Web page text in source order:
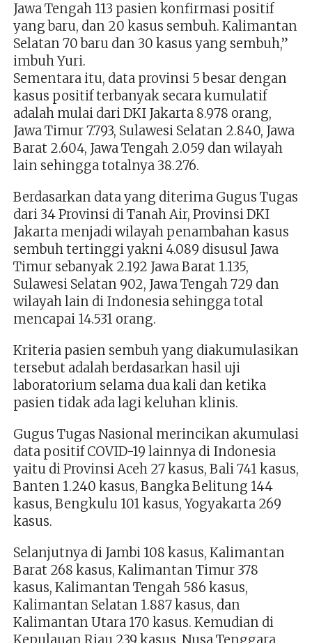
Jawa Tengah 113 pasien konfirmasi positif
yang baru, dan 20 kasus sembuh. Kalimantan
Selatan 70 baru dan 30 kasus yang sembuh,”
imbuh Yuri.
Sementara itu, data provinsi 5 besar dengan
kasus positif terbanyak secara kumulatif
adalah mulai dari DKI Jakarta 8.978 orang,
Jawa Timur 7.793, Sulawesi Selatan 2.840, Jawa
Barat 2.604, Jawa Tengah 2.059 dan wilayah
lain sehingga totalnya 38.276.
Berdasarkan data yang diterima Gugus Tugas
dari 34 Provinsi di Tanah Air, Provinsi DKI
Jakarta menjadi wilayah penambahan kasus
sembuh tertinggi yakni 4.089 disusul Jawa
Timur sebanyak 2.192 Jawa Barat 1.135,
Sulawesi Selatan 902, Jawa Tengah 729 dan
wilayah lain di Indonesia sehingga total
mencapai 14.531 orang.
Kriteria pasien sembuh yang diakumulasikan
tersebut adalah berdasarkan hasil uji
laboratorium selama dua kali dan ketika
pasien tidak ada lagi keluhan klinis.
Gugus Tugas Nasional merincikan akumulasi
data positif COVID-19 lainnya di Indonesia
yaitu di Provinsi Aceh 27 kasus, Bali 741 kasus,
Banten 1.240 kasus, Bangka Belitung 144
kasus, Bengkulu 101 kasus, Yogyakarta 269
kasus.
Selanjutnya di Jambi 108 kasus, Kalimantan
Barat 268 kasus, Kalimantan Timur 378
kasus, Kalimantan Tengah 586 kasus,
Kalimantan Selatan 1.887 kasus, dan
Kalimantan Utara 170 kasus. Kemudian di